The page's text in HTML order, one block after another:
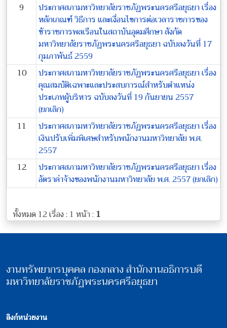
9
ประกาศสภามหาวิทยาลัยราชภัฏพระนครศรีอยุธยา เรื่อง
หลักเกณฑ์ วิธีการ และเงื่อนไขการต่อเวลาราชการของ
ข้าราชการพลเรือนในสถาบันอุดมศึกษา สังกัด
มหาวิทยาลัยราชภัฏพระนครศรีอยุธยา ฉบับลงวันที่ 17
กุมภาพันธ์ 2559
10
ประกาศสภามหาวิทยาลัยราชภัฏพระนครศรีอยุธยา เรื่อง
คุณสมบัติเฉพาะและประสบการณ์สำหรับตำแหน่ง
ประเภทผู้บริหาร ฉบับลงวันที่ 19 กันยายน 2557
(ยกเลิก)
11
ประกาศสภามหาวิทยาลัยราชภัฏพระนครศรีอยุธยา เรื่อง
เงินปรับเพิ่มพิเศษสำหรับพนักงานมหาวิทยาลัย พ.ศ.
2557
12
ประกาศสภามหาวิทยาลัยราชภัฏพระนครศรีอยุธยา เรื่อง
อัตราค่าจ้างของพนักงานมหาวิทยาลัย พ.ศ. 2557 (ยกเลิก)
ทั้งหมด 12 เรื่อง : 1 หน้า : 1
งานทรัพยากรบุคคล กองกลาง สำนักงานอธิการบดี
มหาวิทยาลัยราชภัฏพระนครศรีอยุธยา
ลิงก์หน่วยงาน